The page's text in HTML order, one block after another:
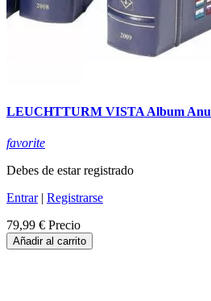
LEUCHTTURM VISTA Album
favorite
Debes de estar registrado
Entrar| Registrarse
79,99 € Precio
Añadir al carrito